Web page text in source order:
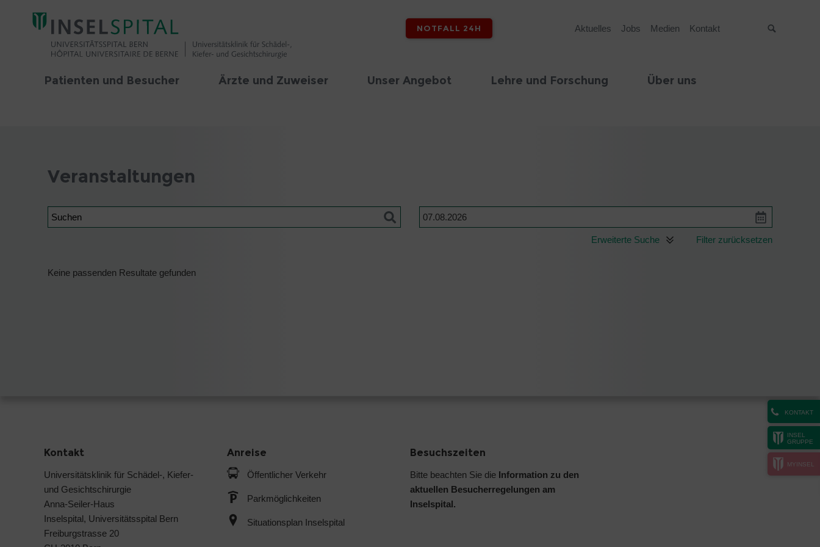
NOTFALL 24H Aktuelles Jobs Medien Kontakt
Patienten und Besucher Ärzte und Zuweiser Unser Angebot Lehre und Forschung Über uns
KONTAKT
INSEL
GRUPPE
MYINSEL
Veranstaltungen
Suchen Datum
Erweiterte Suche Filter zurücksetzen
Keine passenden Resultate gefunden
Kontakt
Universitätsklinik für Schädel-, Kiefer-
und Gesichtschirurgie
Anna-Seiler-Haus
Inselspital, Universitätsspital Bern
Freiburgstrasse 20
Anreise
Öffentlicher Verkehr
Parkmöglichkeiten
Situationsplan Inselspital
Besuchszeiten
Bitte beachten Sie die Information zu den
aktuellen Besucherregelungen am
Inselspital.